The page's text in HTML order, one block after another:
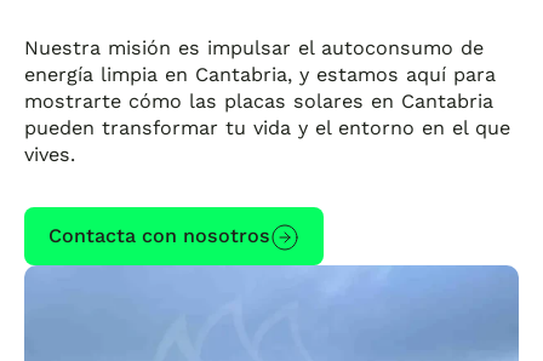
Nuestra misión es impulsar el autoconsumo de
energía limpia en Cantabria, y estamos aquí para
mostrarte cómo las placas solares en Cantabria
pueden transformar tu vida y el entorno en el que
vives.
Contacta con nosotros